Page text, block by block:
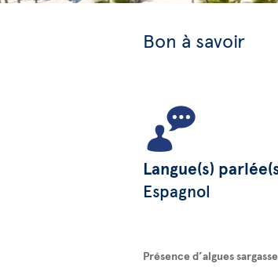
Bon à savoir
Langue(s)
Espagnol
Présence d’algues